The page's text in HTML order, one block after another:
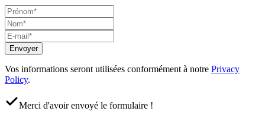
Envoyer
Vos informations seront utilisées conformément à notre Privacy
Policy.
Merci d'avoir envoyé le formulaire !